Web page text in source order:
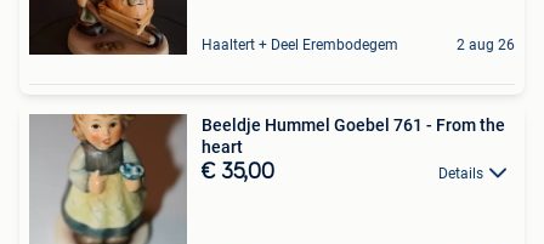
Haaltert + Deel Erembodegem 2 aug 26
Beeldje Hummel Goebel 761 - From the
heart
€ 35,00 Details